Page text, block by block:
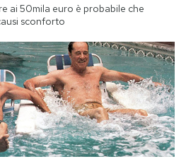
ai 50mila euro è probabile che
sconforto